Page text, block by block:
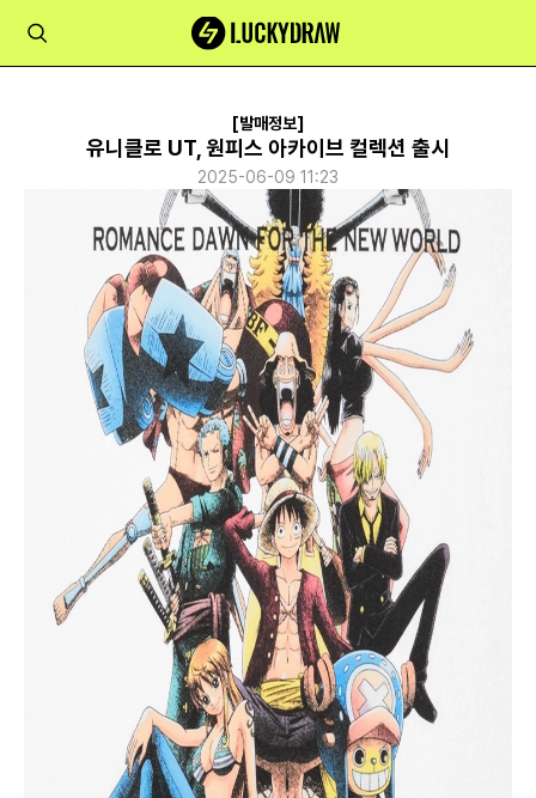
[발매정보]
유니클로 UT, 원피스 아카이브 컬렉션 출시
2025-06-09 11:23